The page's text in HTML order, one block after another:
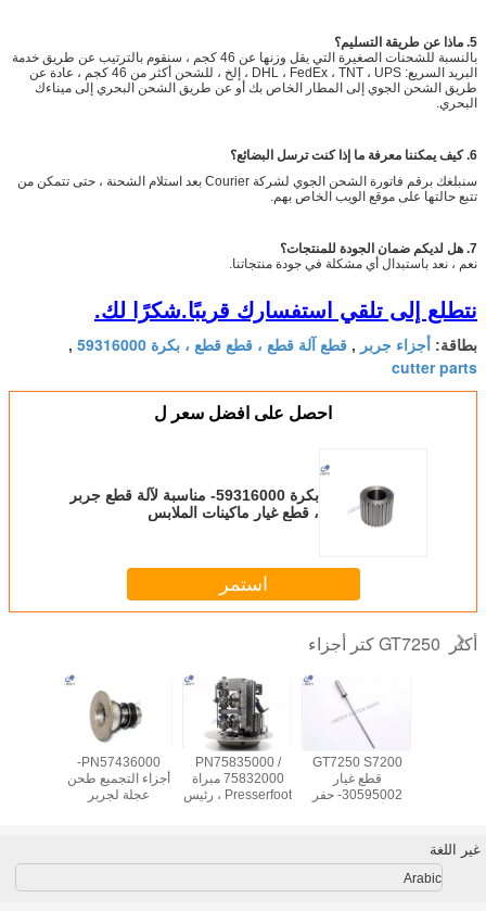
5. ماذا عن طريقة التسليم؟
بالنسبة للشحنات الصغيرة التي يقل وزنها عن 46 كجم ، سنقوم بالترتيب عن طريق خدمة
البريد السريع: DHL ، FedEx ، TNT ، UPS ، إلخ ، للشحن أكثر من 46 كجم ، عادة عن
طريق الشحن الجوي إلى المطار الخاص بك أو عن طريق الشحن البحري إلى ميناءك
البحري.
6. كيف يمكننا معرفة ما إذا كنت ترسل البضائع؟
سنبلغك برقم فاتورة الشحن الجوي لشركة Courier بعد استلام الشحنة ، حتى تتمكن من
تتبع حالتها على موقع الويب الخاص بهم.
7. هل لديكم ضمان الجودة للمنتجات؟
نعم ، نعد باستبدال أي مشكلة في جودة منتجاتنا.
نتطلع إلى تلقي استفسارك قريبًا.شكرًا لك.
بطاقة: أجزاء جربر , قطع آلة قطع ، قطع قطع ، بكرة 59316000 ,
cutter parts
احصل على افضل سعر ل
بكرة 59316000- مناسبة لآلة قطع جربر
، قطع غيار ماكينات الملابس
استمر
أكثر GT7250 كتر أجزاء
PN57436000-
أجزاء التجميع طحن
عجلة لجربر
PN75835000 /
75832000 مبراة
Presserfoot ، رئيس
GT7250 S7200
قطع غيار
30595002- حفر
غير اللغة
Arabic